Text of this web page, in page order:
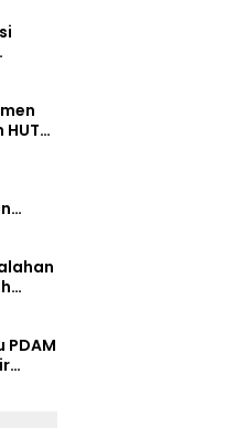
PDAM